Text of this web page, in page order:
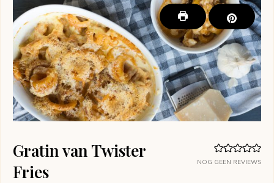
NOG GEEN REVIEWS
Gratin van Twister
Fries